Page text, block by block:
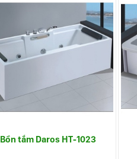
Bồn tắm Daros HT-1023